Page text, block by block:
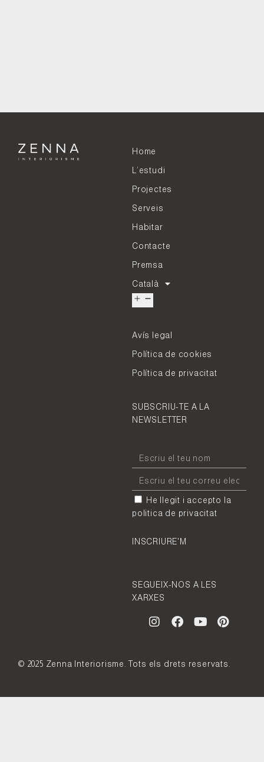
Home
L’estudi
Projectes
Serveis
Habitar
Contacte
Premsa
Català
Avís legal
Política de cookies
Política de privacitat
SUBSCRIU-TE A LA
NEWSLETTER
He llegit i accepto la
politica de privacitat
INSCRIURE'M
SEGUEIX-NOS A LES
XARXES
© 2025 Zenna Interiorisme. Tots els drets reservats.